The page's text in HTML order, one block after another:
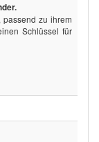
zu ihrem
Schlüssel für